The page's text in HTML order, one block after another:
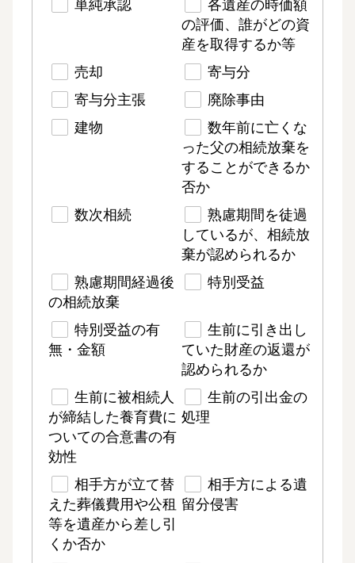
単純承認
各遺産の時価額
の評価、誰がどの資
産を取得するか等
売却
寄与分
寄与分主張
廃除事由
建物
数年前に亡くな
った父の相続放棄を
することができるか
否か
数次相続
熟慮期間を徒過
しているが、相続放
棄が認められるか
熟慮期間経過後
の相続放棄
特別受益
特別受益の有
無・金額
生前に引き出し
ていた財産の返還が
認められるか
生前に被相続人
が締結した養育費に
ついての合意書の有
効性
生前の引出金の
処理
相手方が立て替
えた葬儀費用や公租
等を遺産から差し引
くか否か
相手方による遺
留分侵害